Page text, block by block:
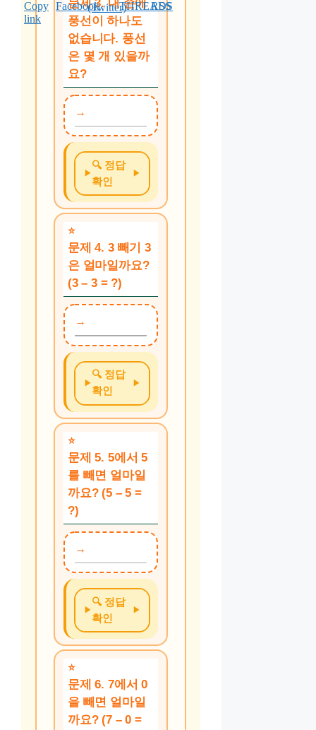
문제 3. 내 손에
풍선이 하나도
없습니다. 풍선
은 몇 개 있을까
요?
🔍 정답
확인
문제 4. 3 빼기 3
은 얼마일까요?
(3 – 3 = ?)
🔍 정답
확인
문제 5. 5에서 5
를 빼면 얼마일
까요? (5 – 5 =
?)
🔍 정답
확인
문제 6. 7에서 0
을 빼면 얼마일
까요? (7 – 0 =